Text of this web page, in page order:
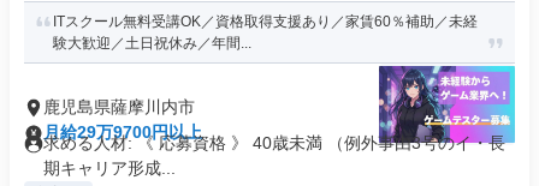
ITスクール無料受講OK／資格取得支援あり／家賃60％補助／未経
験大歓迎／土日祝休み／年間...
鹿児島県薩摩川内市
月給29万9700円以上
求める人材: 《 応募資格 》 40歳未満 （例外事由3号のイ・長
期キャリア形成...